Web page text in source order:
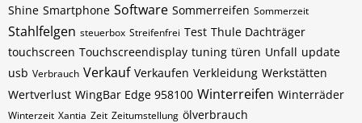
Shine Smartphone Software Sommerreifen Sommerzeit
Stahlfelgen steuerbox Streifenfrei Test Thule Dachträger
touchscreen Touchscreendisplay tuning türen Unfall update
usb Verbrauch Verkauf Verkaufen Verkleidung Werkstätten
Wertverlust WingBar Edge 958100 Winterreifen Winterräder
Winterzeit Xantia Zeit Zeitumstellung ölverbrauch